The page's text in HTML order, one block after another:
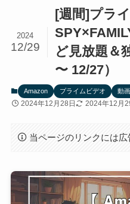
[週間]プラ
ど見放題＆
〜 12/27）
2024
12/29
Amazon プライムビデオ 動画
2024年12月28日 2024年12月
当ページのリンクには広